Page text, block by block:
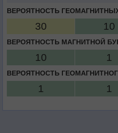
ВЕРОЯТНОСТЬ
30 10
ВЕРОЯТНОСТЬ МАГНИТНОЙ
10 1
ВЕРОЯТНОСТЬ
1 1